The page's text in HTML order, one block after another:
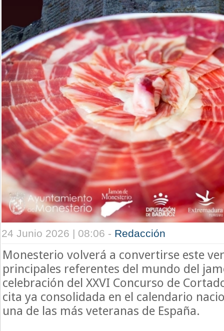
24 Junio 2026 | 08:06 - Redacción
Monesterio volverá a convertirse este
principales referentes del mundo del
celebración del XXVI Concurso de
cita ya consolidada en el calendario
una de las más veteranas de España.